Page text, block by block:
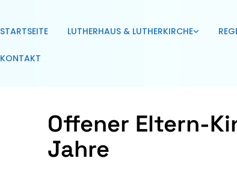
STARTSEITE LUTHERHAUS & LUTHERKIRCHE
KONTAKT
Offener Eltern-
Jahre